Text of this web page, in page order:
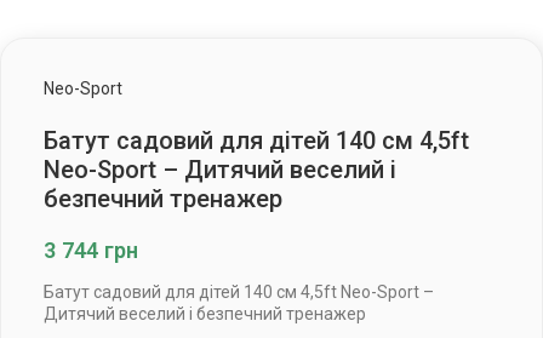
Neo-Sport
Батут садовий для дітей 140 см 4,5ft
Neo-Sport – Дитячий веселий і
безпечний тренажер
3 744 грн
Батут садовий для дітей 140 см 4,5ft Neo-Sport –
Дитячий веселий і безпечний тренажер